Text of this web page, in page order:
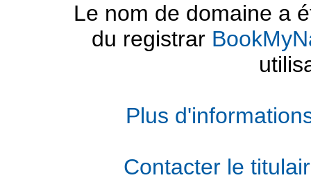
Le nom de domaine a
du registrar
Plus
Contacter le